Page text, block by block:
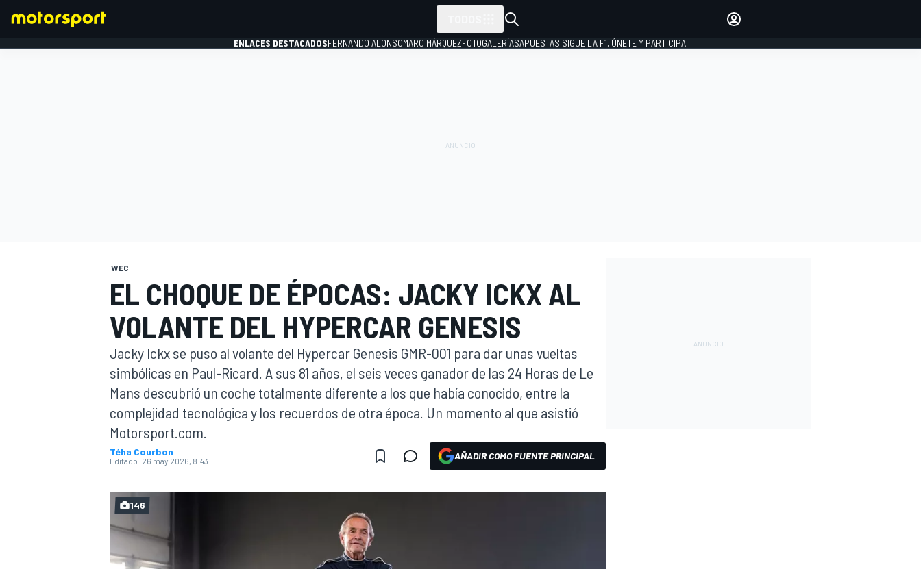
ENLACES DESTACADOSFERNANDO ALONSOMARC MÁRQUEZFOTOGALERÍASAPUESTAS¡SIGUE LA F1, ÚNETE Y PARTICIPA!
WEC
EL CHOQUE DE ÉPOCAS: JACKY ICKX AL
VOLANTE DEL HYPERCAR GENESIS
Jacky Ickx se puso al volante del Hypercar Genesis GMR-001 para dar unas vueltas
simbólicas en Paul-Ricard. A sus 81 años, el seis veces ganador de las 24 Horas de Le
Mans descubrió un coche totalmente diferente a los que había conocido, entre la
complejidad tecnológica y los recuerdos de otra época. Un momento al que asistió
Motorsport.com.
Téha Courbon
Editado: 26 may 2026, 8:43 AÑADIR COMO FUENTE PRINCIPAL
146